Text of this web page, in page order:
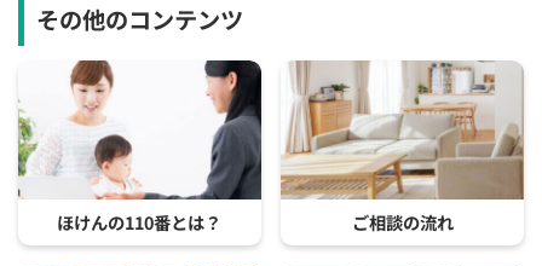
その他のコンテンツ
ほけんの110番とは？ ご相談の流れ